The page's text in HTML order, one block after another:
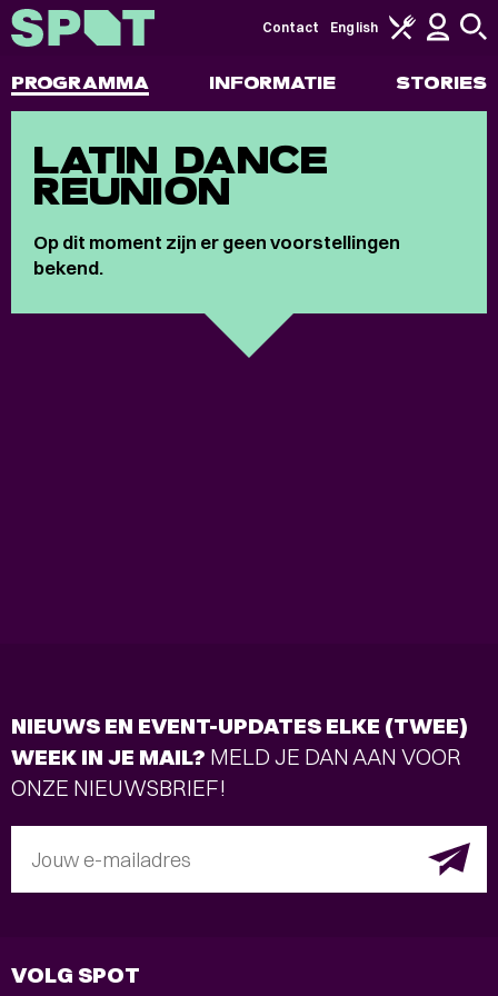
PROGRAMMA INFORMATIE STORIES
Contact English
LATIN DANCE
REUNION
Op dit moment zijn er geen voorstellingen
bekend.
NIEUWS EN EVENT-UPDATES ELKE (TWEE)
WEEK IN JE MAIL? MELD JE DAN AAN VOOR
ONZE NIEUWSBRIEF!
Jouw e-mailadres
VOLG SPOT